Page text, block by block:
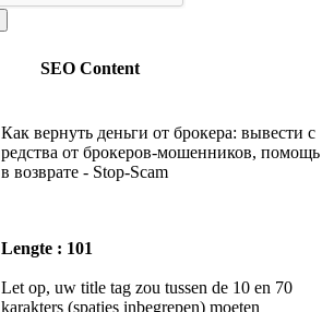
SEO Content
Как вернуть деньги от брокера: вывести с
редства от брокеров-мошенников, помощь
в возврате - Stop-Scam
Lengte : 101
Let op, uw title tag zou tussen de 10 en 70
karakters (spaties inbegrepen) moeten